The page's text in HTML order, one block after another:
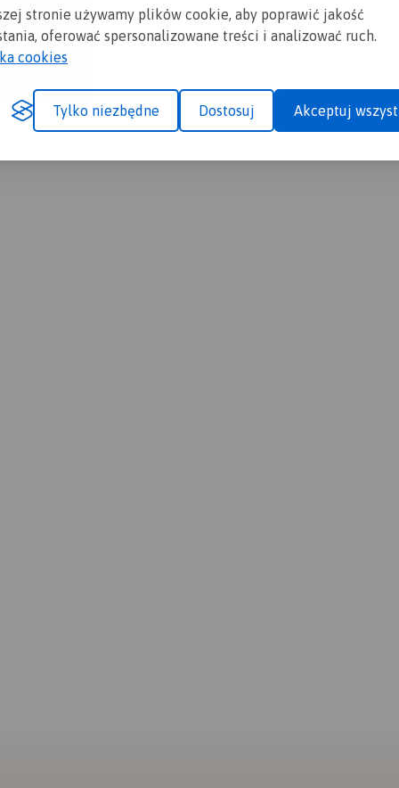
stronie używamy plików cookie, aby poprawić jakość
oferować spersonalizowane treści i analizować ruch.
cookies
Tylko niezbędne Dostosuj Akceptuj